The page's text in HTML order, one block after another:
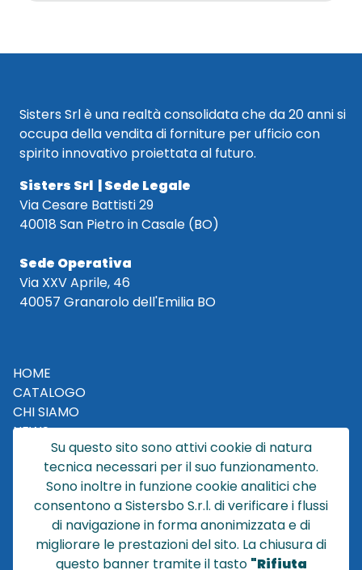
Sisters Srl è una realtà consolidata che da 20 anni si
occupa della vendita di forniture per ufficio con
spirito innovativo proiettata al futuro.
Sisters Srl | Sede Legale
Via Cesare Battisti 29
40018 San Pietro in Casale (BO)
Sede Operativa
Via XXV Aprile, 46
40057 Granarolo dell'Emilia BO
HOME
CATALOGO
CHI SIAMO
NEWS
CONTATTACI
CONDIZIONI DI VENDITA
POLICY PRIVACY
NOTE LEGALI
Cookie
Su questo sito sono attivi cookie di natura
tecnica necessari per il suo funzionamento.
Sono inoltre in funzione cookie analitici che
consentono a Sistersbo S.r.l. di verificare i flussi
di navigazione in forma anonimizzata e di
migliorare le prestazioni del sito. La chiusura di
questo banner tramite il tasto "Rifiuta